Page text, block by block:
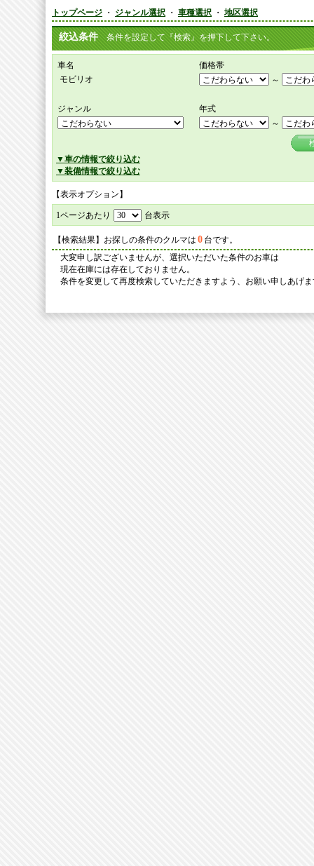
トップページ ・ ジャンル選択 ・ 車種選択 ・ 地区選択
絞込条件 条件を設定して『検索』を押下して下さい。
車名
価格帯
モビリオ
～
ジャンル
年式
～
▼車の情報で絞り込む
▼装備情報で絞り込む
【表示オプション】
1ページあたり 台表示
【検索結果】お探しの条件のクルマは 0 台です。
大変申し訳ございませんが、選択いただいた条件のお車は
現在在庫には存在しておりません。
条件を変更して再度検索していただきますよう、お願い申しあげ